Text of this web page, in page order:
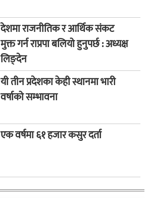
देशमा राजनीतिक र आर्थिक संकट
मुक्त गर्न राप्रपा बलियो हुनुपर्छ : अध्यक्ष
लिङ्देन
यी तीन प्रदेशका केही स्थानमा भारी
वर्षाको सम्भावना
एक वर्षमा ६१ हजार कसुर दर्ता